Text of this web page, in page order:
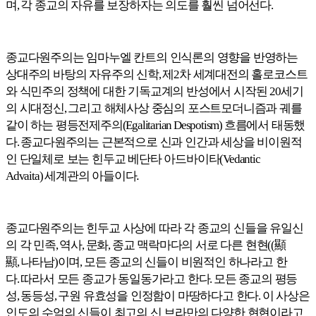
며,각 종교의 자유를 보장하자는 의도를 훨씬 넘어선다.
종교다원주의는 임마누엘 칸트의 인식론의 영향을 반영하는
상대주의 바탕의 자유주의 신학,제2차 세계대전의 홀로코스트
와 식민주의 정책에 대한 기독교계의 반성에서 시작된20세기
의 시대정신,그리고 해체사상 중심의 포스트모더니즘과 궤를
같이 하는 평등전제주의(Egalitarian Despotism) 흐름에서 태동했
다.종교다원주의는 근본적으로 신과 인간과 세상을 비이원적
인 단일체로 보는 힌두교 베단타 아드바이타(Vedantic
Advaita)세계관의 아들이다.
종교다원주의는 힌두교 사상에 따라 각 종교의 신들을 유일신
의 각 민족,역사,문화,종교 맥락마다의 서로 다른 현현((顯
顯,나타남)이며,모든 종교의 신들이 비원적인 하나라고 한
다.따라서 모든 종교가 동일동가라고 한다. 모든 종교의 평등
성,동등성,구원 유효성을 인정함이 마땅하다고 한다. 이 사상은
인도의 수억의 신들이 최고의 신 브라만의 다양한 현현이라고